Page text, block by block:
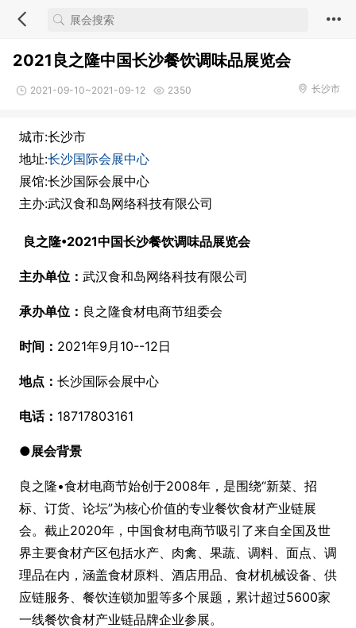
2021良之隆中国长沙餐饮调味品展览会
2021-09-10~2021-09-12 2350 长沙市
城市:长沙市
地址:长沙国际会展中心
展馆:长沙国际会展中心
主办:武汉食和岛网络科技有限公司
良之隆•2021中国长沙餐饮调味品展览会
主办单位 ： 武汉食和岛网络科技有限公司
承办单位 ： 良之隆食材电商节组委会
时间： 2021年9月10--12日
地点： 长沙国际会展中心
电话： 18717803161
●展会背景
良之隆•食材电商节始创于2008年，是围绕“新菜、招
标、订货、论坛”为核心价值的专业餐饮食材产业链展
会。截止2020年，中国食材电商节吸引了来自全国及世
界主要食材产区包括水产、肉禽、果蔬、调料、面点、调
理品在内，涵盖食材原料、酒店用品、食材机械设备、供
应链服务、餐饮连锁加盟等多个展题，累计超过5600家
一线餐饮食材产业链品牌企业参展。